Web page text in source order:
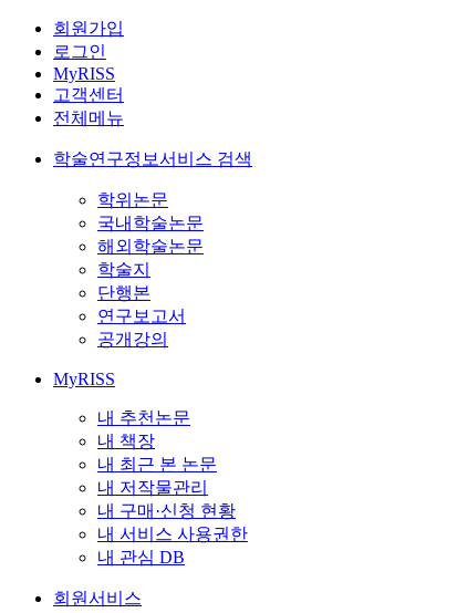
회원가입
로그인
MyRISS
고객센터
전체메뉴
학술연구정보서비스 검색
학위논문
국내학술논문
해외학술논문
학술지
단행본
연구보고서
공개강의
MyRISS
내 추천논문
내 책장
내 최근 본 논문
내 저작물관리
내 구매·신청 현황
내 서비스 사용권한
내 관심 DB
회원서비스